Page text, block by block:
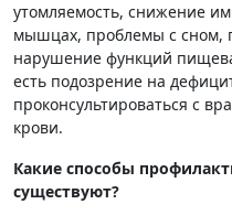
утомляемость, снижение
мышцах, проблемы с сном,
нарушение функций
есть подозрение на
проконсультироваться с
крови.
Какие способы
существуют?